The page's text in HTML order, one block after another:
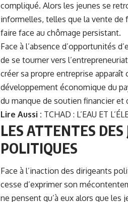
compliqué. Alors les jeunes se
informelles, telles que la vente de
faire face au chômage persistant.
Face à l’absence d’opportunités
de se tourner vers
créer sa propre entreprise
développement économique du
du manque de soutien financier et
Lire Aussi : TCHAD : L’EAU ET
LES ATTENTES
POLITIQUES
Face à l’inaction des dirigeants
cesse d’exprimer son
ne pensent qu’à eux alors que